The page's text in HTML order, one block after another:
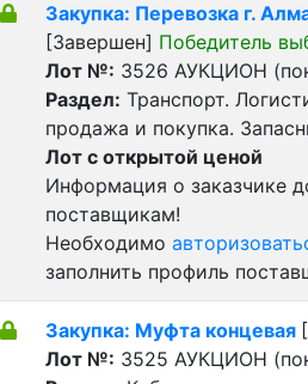
Закупка: Перевозка г.
[Завершен] Победитель
Лот №: 3526 АУКЦИОН
Раздел: Транспорт.
продажа и покупка.
Лот с открытой ценой
Информация о заказчике
поставщикам!
Необходимо
заполнить профиль
Закупка: Муфта концевая
Лот №: 3525 АУКЦИОН